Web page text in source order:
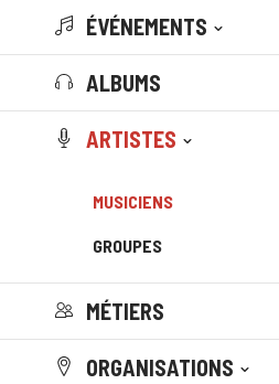
ÉVÉNEMENTS
ALBUMS
ARTISTES
MUSICIENS
GROUPES
MÉTIERS
ORGANISATIONS